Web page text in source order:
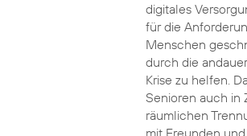
digitales
für die
Menschen
durch die
Krise zu helfen.
Senioren auch in
räumlichen
mit Freunden